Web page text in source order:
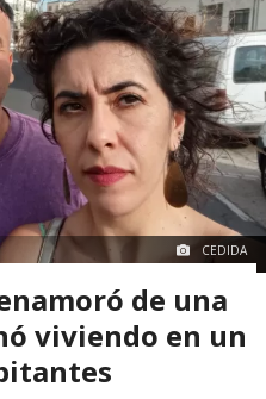
CEDIDA
de una
viviendo en un